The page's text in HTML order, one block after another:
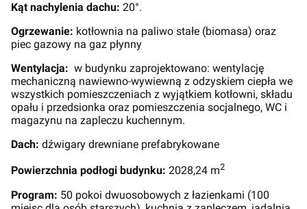
Kąt nachylenia dachu: 20°.
Ogrzewanie: kotłownia na paliwo stałe (biomasa) oraz
piec gazowy na gaz płynny
Wentylacja: w budynku zaprojektowano: wentylację
mechaniczną nawiewno-wywiewną z odzyskiem ciepła we
wszystkich pomieszczeniach z wyjątkiem kotłowni, składu
opału i przedsionka oraz pomieszczenia socjalnego, WC i
magazynu na zapleczu kuchennym.
Dach: dźwigary drewniane prefabrykowane
Powierzchnia podłogi budynku: 2028,24 m2
Program: 50 pokoi dwuosobowych z łazienkami (100